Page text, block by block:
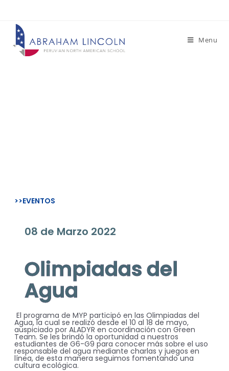
Menu
>>EVENTOS
08 de Marzo 2022
Olimpiadas del
Agua
El programa de MYP participó en las Olimpiadas del
Agua, la cual se realizó desde el 10 al 18 de mayo,
auspiciado por ALADYR en coordinación con Green
Team. Se les brindó la oportunidad a nuestros
estudiantes de G6-G9 para conocer más sobre el uso
responsable del agua mediante charlas y juegos en
línea, de esta manera seguimos fomentando una
cultura ecológica.